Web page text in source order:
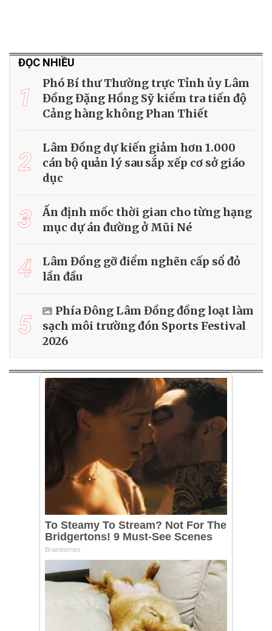
ĐỌC NHIỀU
1
Phó Bí thư Thường trực Tỉnh ủy Lâm
Đồng Đặng Hồng Sỹ kiểm tra tiến độ
Cảng hàng không Phan Thiết
2
Lâm Đồng dự kiến giảm hơn 1.000
cán bộ quản lý sau sắp xếp cơ sở giáo
dục
3
Ấn định mốc thời gian cho từng hạng
mục dự án đường ở Mũi Né
4
Lâm Đồng gỡ điểm nghẽn cấp sổ đỏ
lần đầu
5
Phía Đông Lâm Đồng đồng loạt làm
sạch môi trường đón Sports Festival
2026